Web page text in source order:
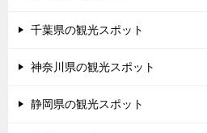
千葉県の観光スポット
神奈川県の観光スポット
静岡県の観光スポット